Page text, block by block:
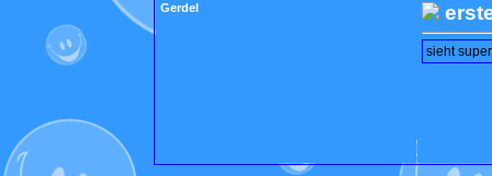
Gerdel
sieht